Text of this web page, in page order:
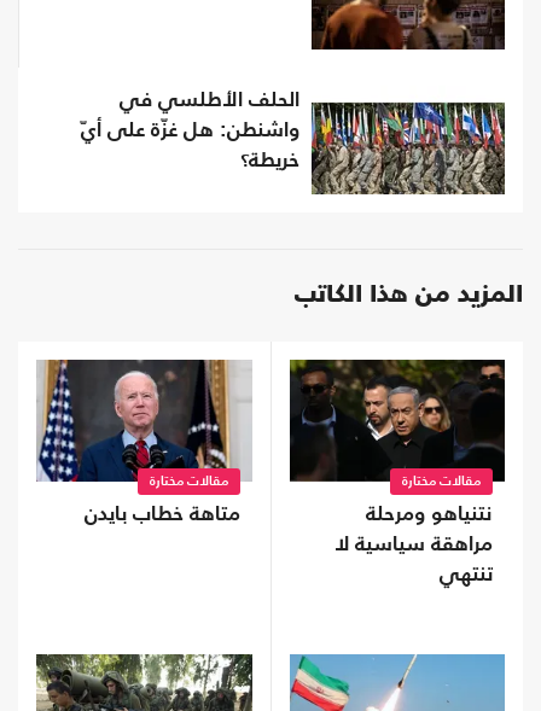
الحلف الأطلسي في
واشنطن: هل غزّة على أيّ
خريطة؟
المزيد من هذا الكاتب
مقالات مختارة
نتنياهو ومرحلة
مراهقة سياسية لا
تنتهي
مقالات مختارة
متاهة خطاب بايدن